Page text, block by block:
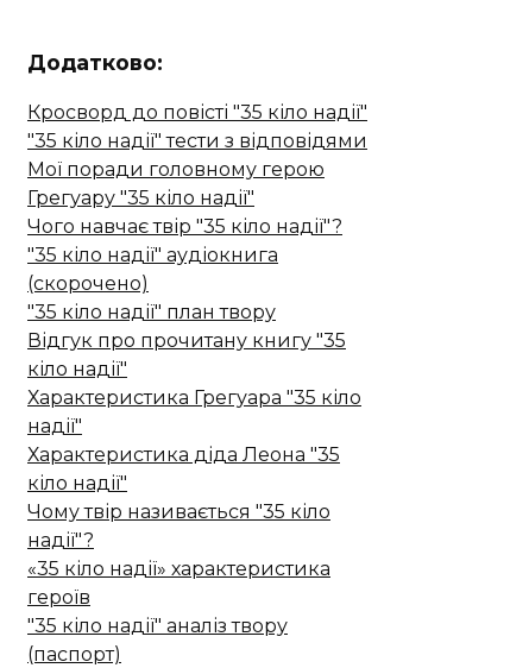
Додатково:
Кросворд до повісті "35 кіло надії"
"35 кіло надії" тести з відповідями
Мої поради головному герою
Грегуару "35 кіло надії"
Чого навчає твір "35 кіло надії"?
"35 кіло надії" аудіокнига
(скорочено)
"35 кіло надії" план твору
Відгук про прочитану книгу "35
кіло надії"
Характеристика Грегуара "35 кіло
надії"
Характеристика діда Леона "35
кіло надії"
Чому твір називається "35 кіло
надії"?
«35 кіло надії» характеристика
героїв
"35 кіло надії" аналіз твору
(паспорт)